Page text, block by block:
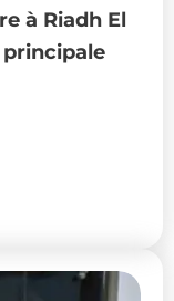
à Riadh El
principale